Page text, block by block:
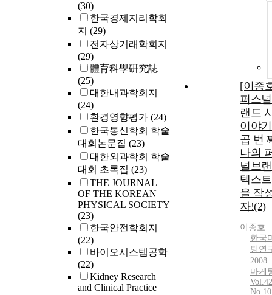
(30)
한국경제지리학회
지 (29)
전자상거래학회지
(29)
體育科學硏究誌
(25)
대한내과학회지
(24)
환경영향평가 (24)
한국통신학회 학술
대회논문집 (23)
대한외과학회 학술
대회 초록집 (23)
THE JOURNAL
OF THE KOREAN
PHYSICAL SOCIETY
(23)
한국안전학회지
(22)
바이오시스템공학
(22)
Kidney Research
and Clinical Practice
[이종
퍼스
랜드
이야
곱 번
나의
널브
텍스
을 작
자!(2)
이종호
한국
팅연
2008
마케
Vol.42
No.10